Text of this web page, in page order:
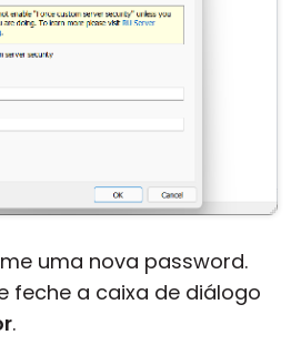
uma nova password.
feche a caixa de diálogo
.